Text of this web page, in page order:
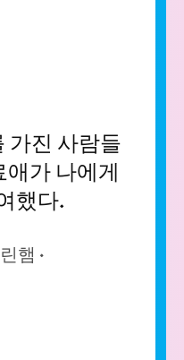
가진 사람들
가 나에게
했다.
햄